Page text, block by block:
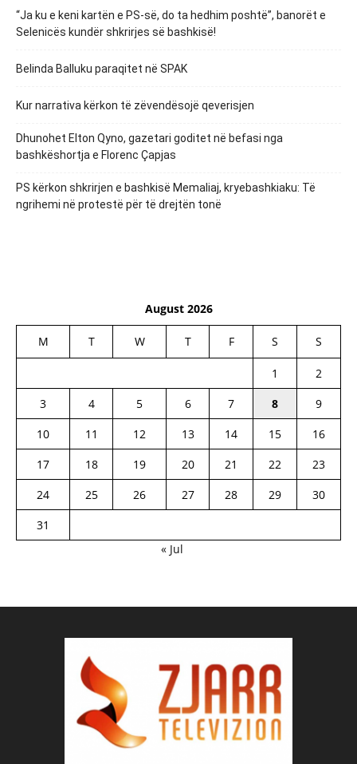
“Ja ku e keni kartën e PS-së, do ta hedhim poshtë”, banorët e
Selenicës kundër shkrirjes së bashkisë!
Belinda Balluku paraqitet në SPAK
Kur narrativa kërkon të zëvendësojë qeverisjen
Dhunohet Elton Qyno, gazetari goditet në befasi nga
bashkëshortja e Florenc Çapjas
PS kërkon shkrirjen e bashkisë Memaliaj, kryebashkiaku: Të
ngrihemi në protestë për të drejtën tonë
August 2026
M T W T F S S
1
2
3
4 5 6 7 8
9
10
11 12 13 14 15
16
17
18 19 20 21 22
23
24
25 26 27 28 29
30
31
« Jul